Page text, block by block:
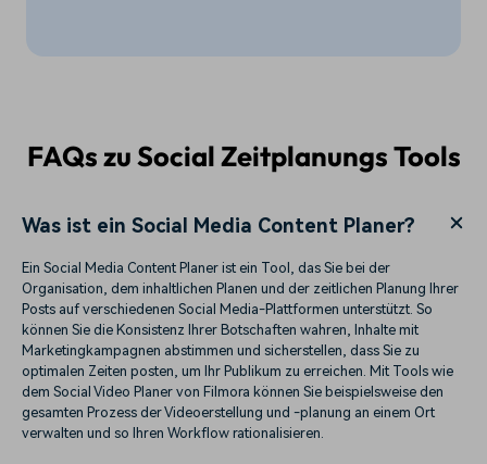
FAQs zu Social Zeitplanungs Tools
Was ist ein Social Media Content Planer?
Ein Social Media Content Planer ist ein Tool, das Sie bei der
Organisation, dem inhaltlichen Planen und der zeitlichen Planung Ihrer
Posts auf verschiedenen Social Media-Plattformen unterstützt. So
können Sie die Konsistenz Ihrer Botschaften wahren, Inhalte mit
Marketingkampagnen abstimmen und sicherstellen, dass Sie zu
optimalen Zeiten posten, um Ihr Publikum zu erreichen. Mit Tools wie
dem Social Video Planer von Filmora können Sie beispielsweise den
gesamten Prozess der Videoerstellung und -planung an einem Ort
verwalten und so Ihren Workflow rationalisieren.